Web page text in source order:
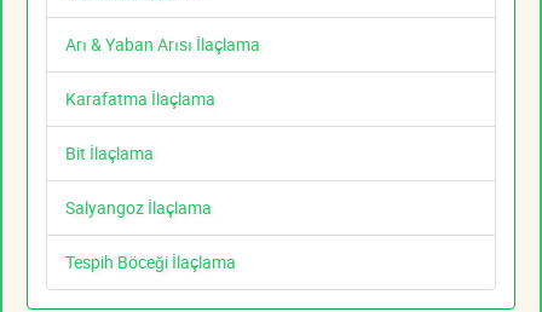
Arı & Yaban Arısı İlaçlama
Karafatma İlaçlama
Bit İlaçlama
Salyangoz İlaçlama
Tespih Böceği İlaçlama